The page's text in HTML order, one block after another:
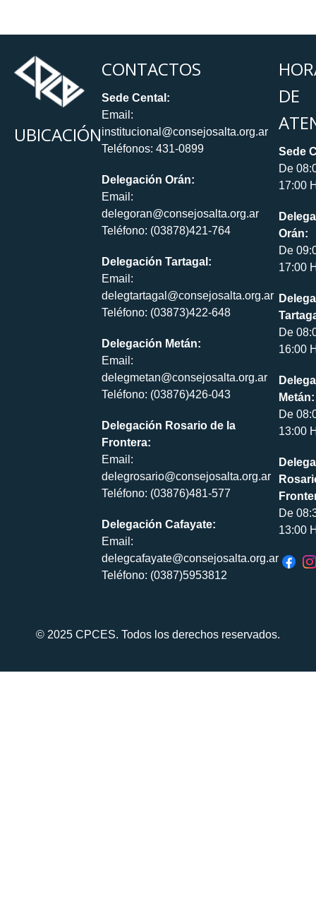
UBICACIÓN
CONTACTOS
Sede Cental:
Email:
institucional@consejosalta.org.ar
Teléfonos: 431-0899
Delegación Orán:
Email:
delegoran@consejosalta.org.ar
Teléfono: (03878)421-764
Delegación Tartagal:
Email:
delegtartagal@consejosalta.org.ar
Teléfono: (03873)422-648
Delegación Metán:
Email:
delegmetan@consejosalta.org.ar
Teléfono: (03876)426-043
Delegación Rosario de la
Frontera:
Email:
delegrosario@consejosalta.org.ar
Teléfono: (03876)481-577
Delegación Cafayate:
Email:
delegcafayate@consejosalta.org.ar
Teléfono: (0387)5953812
DE
Sede
De
17:00
Orán:
De
17:00
De
16:00
Metán:
De
13:00
De
13:00
© 2025 CPCES. Todos los derechos reservados.